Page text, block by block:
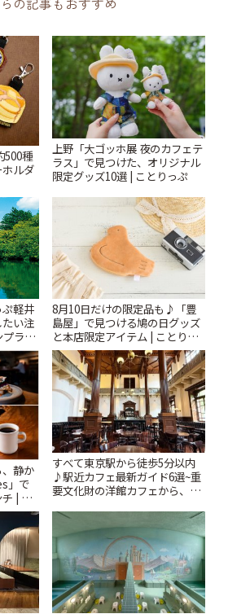
500種
ルダ
りっ
上野「大ゴッホ展 夜のカフェテ
ラス」で見つけた、オリジナル
限定グッズ10選 | ことりっぷ
軽井
い注
プラリ
8月10日だけの限定品も♪「豊
島屋」で見つける鳩の日グッズ
と本店限定アイテム | ことりっ
ぷ
静か
」で
| こ
すべて東京駅から徒歩5分以内
♪駅近カフェ最新ガイド6選~重
要文化財の洋館カフェから、改
りっぷ